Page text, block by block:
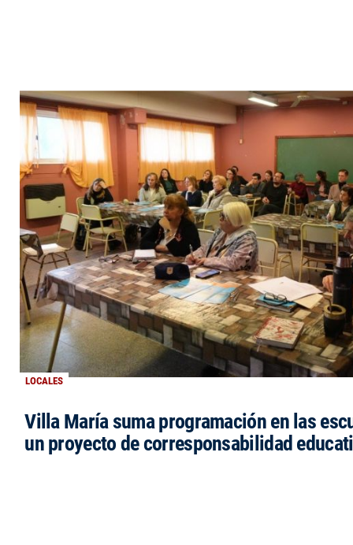
LOCALES
Villa María suma programación en las
un proyecto de corresponsabilidad